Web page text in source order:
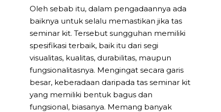
Oleh sebab itu, dalam pengadaannya ada
baiknya untuk selalu memastikan jika tas
seminar kit. Tersebut sungguhan memiliki
spesifikasi terbaik, baik itu dari segi
visualitas, kualitas, durabilitas, maupun
fungsionalitasnya. Mengingat secara garis
besar, keberadaan daripada tas seminar kit
yang memiliki bentuk bagus dan
fungsional, biasanya. Memang banyak